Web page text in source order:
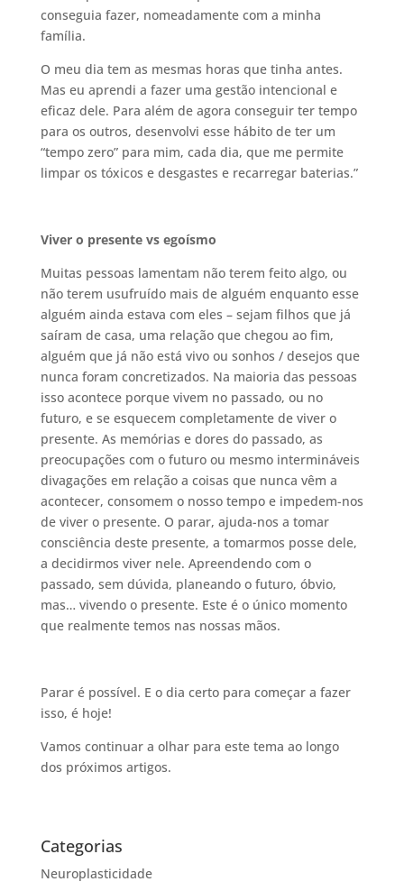
conseguia fazer, nomeadamente com a minha
família.
O meu dia tem as mesmas horas que tinha antes.
Mas eu aprendi a fazer uma gestão intencional e
eficaz dele. Para além de agora conseguir ter tempo
para os outros, desenvolvi esse hábito de ter um
“tempo zero” para mim, cada dia, que me permite
limpar os tóxicos e desgastes e recarregar baterias.”
Viver o presente vs egoísmo
Muitas pessoas lamentam não terem feito algo, ou
não terem usufruído mais de alguém enquanto esse
alguém ainda estava com eles – sejam filhos que já
saíram de casa, uma relação que chegou ao fim,
alguém que já não está vivo ou sonhos / desejos que
nunca foram concretizados. Na maioria das pessoas
isso acontece porque vivem no passado, ou no
futuro, e se esquecem completamente de viver o
presente. As memórias e dores do passado, as
preocupações com o futuro ou mesmo intermináveis
divagações em relação a coisas que nunca vêm a
acontecer, consomem o nosso tempo e impedem-nos
de viver o presente. O parar, ajuda-nos a tomar
consciência deste presente, a tomarmos posse dele,
a decidirmos viver nele. Apreendendo com o
passado, sem dúvida, planeando o futuro, óbvio,
mas… vivendo o presente. Este é o único momento
que realmente temos nas nossas mãos.
Parar é possível. E o dia certo para começar a fazer
isso, é hoje!
Vamos continuar a olhar para este tema ao longo
dos próximos artigos.
Categorias
Neuroplasticidade